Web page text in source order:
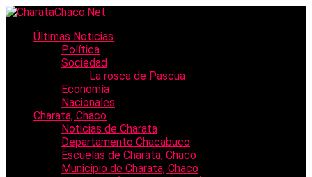
Últimas Noticias
Política
Sociedad
La rosca de Pascua
Economía
Nacionales
Charata, Chaco
Noticias de Charata
Departamento Chacabuco
Escuelas de Charata, Chaco
Municipio de Charata, Chaco